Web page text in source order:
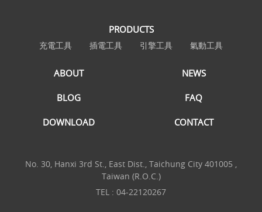
PRODUCTS
充電工具 插電工具 引擎工具 氣動工具
ABOUT NEWS
BLOG FAQ
DOWNLOAD CONTACT
No. 30, Hanxi 3rd St., East Dist., Taichung City 401005 ,
Taiwan (R.O.C.)
TEL : 04-22120267